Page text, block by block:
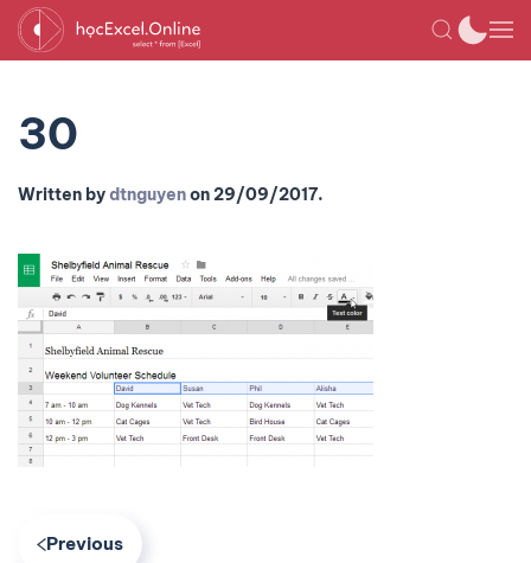
30
Written bydtnguyenon29/09/2017.
Previous